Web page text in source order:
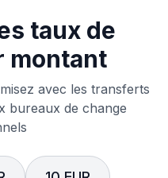
taux de
montant
avec les transferts
bureaux de change